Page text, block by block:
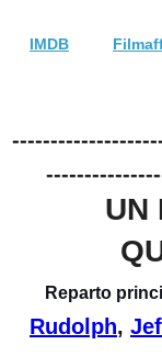
IMDB
UN
Reparto
Rudolph,